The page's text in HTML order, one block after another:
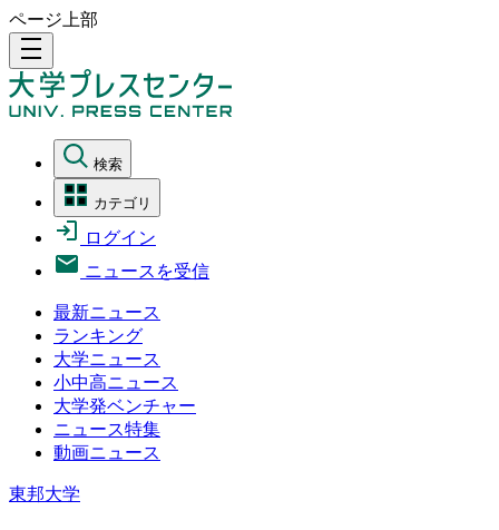
ページ上部
density_medium
検索
カテゴリ
ログイン
ニュースを受信
最新ニュース
ランキング
大学ニュース
小中高ニュース
大学発ベンチャー
ニュース特集
動画ニュース
東邦大学